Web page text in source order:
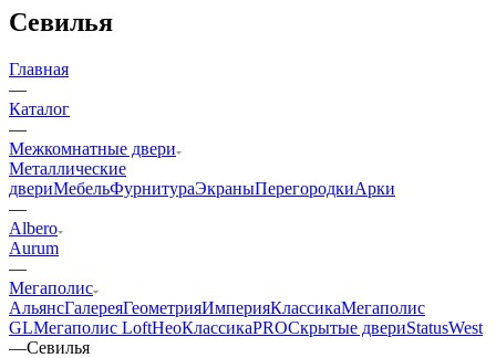
Севилья
Главная
—
Каталог
—
Межкомнатные двери
Металлические
двериМебельФурнитураЭкраныПерегородкиАрки
—
Albero
Aurum
—
Мегаполис
АльянсГалереяГеометрияИмперияКлассикаМегаполис
GLМегаполис LoftНеоКлассикаPROСкрытые двериStatusWest
—Севилья